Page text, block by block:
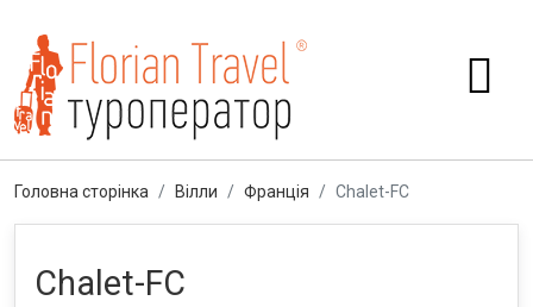
Головна сторінка Вілли Франція Chalet-FC
Chalet-FC